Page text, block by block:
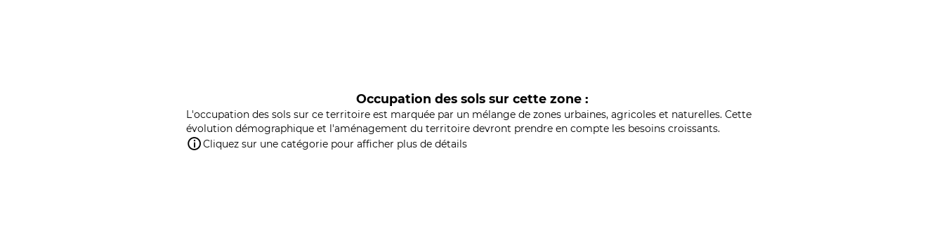
Occupation des sols sur cette zone :
L'occupation des sols sur ce territoire est marquée par un mélange de zones urbaines, agricoles et naturelles. Cette
évolution démographique et l'aménagement du territoire devront prendre en compte les besoins croissants.
Cliquez sur une catégorie pour afficher plus de détails